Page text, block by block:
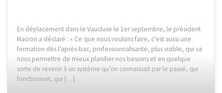
En déplacement dans le Vaucluse le 1er septembre, le président
Macron a déclaré : « Ce que nous voulons faire, c’est aussi une
formation dès l’après-bac, professionnalisante, plus visible, qui va
nous permettre de mieux planifier nos besoins et en quelque
sorte de revenir à un système qu’on connaissait par le passé, qui
fonctionnait, qui […]